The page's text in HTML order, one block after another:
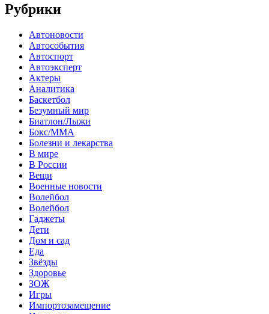
Рубрики
Автоновости
Автособытия
Автоспорт
Автоэксперт
Актеры
Аналитика
Баскетбол
Безумный мир
Биатлон/Лыжи
Бокс/MMA
Болезни и лекарства
В мире
В России
Вещи
Военные новости
Волейбол
Волейбол
Гаджеты
Дети
Дом и сад
Еда
Звёзды
Здоровье
ЗОЖ
Игры
Импортозамещение